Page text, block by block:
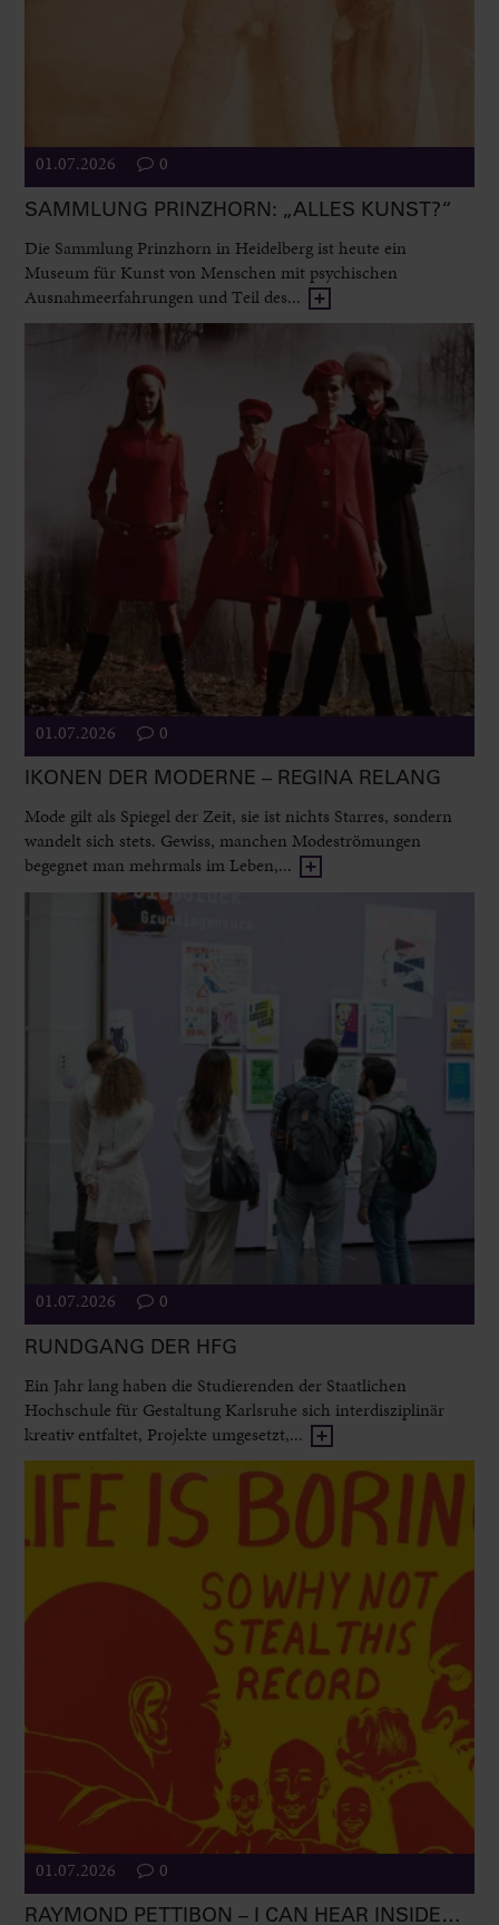
01.07.2026 0
SAMMLUNG PRINZHORN: „ALLES KUNST?“
Die Sammlung Prinzhorn in Heidelberg ist heute ein
Museum für Kunst von Menschen mit psychischen
Ausnahmeerfahrungen und Teil des...
01.07.2026 0
IKONEN DER MODERNE – REGINA RELANG
Mode gilt als Spiegel der Zeit, sie ist nichts Starres, sondern
wandelt sich stets. Gewiss, manchen Modeströmungen
begegnet man mehrmals im Leben,...
01.07.2026 0
RUNDGANG DER HFG
Ein Jahr lang haben die Studierenden der Staatlichen
Hochschule für Gestaltung Karlsruhe sich interdisziplinär
kreativ entfaltet, Projekte umgesetzt,...
01.07.2026 0
RAYMOND PETTIBON – I CAN HEAR INSIDE…